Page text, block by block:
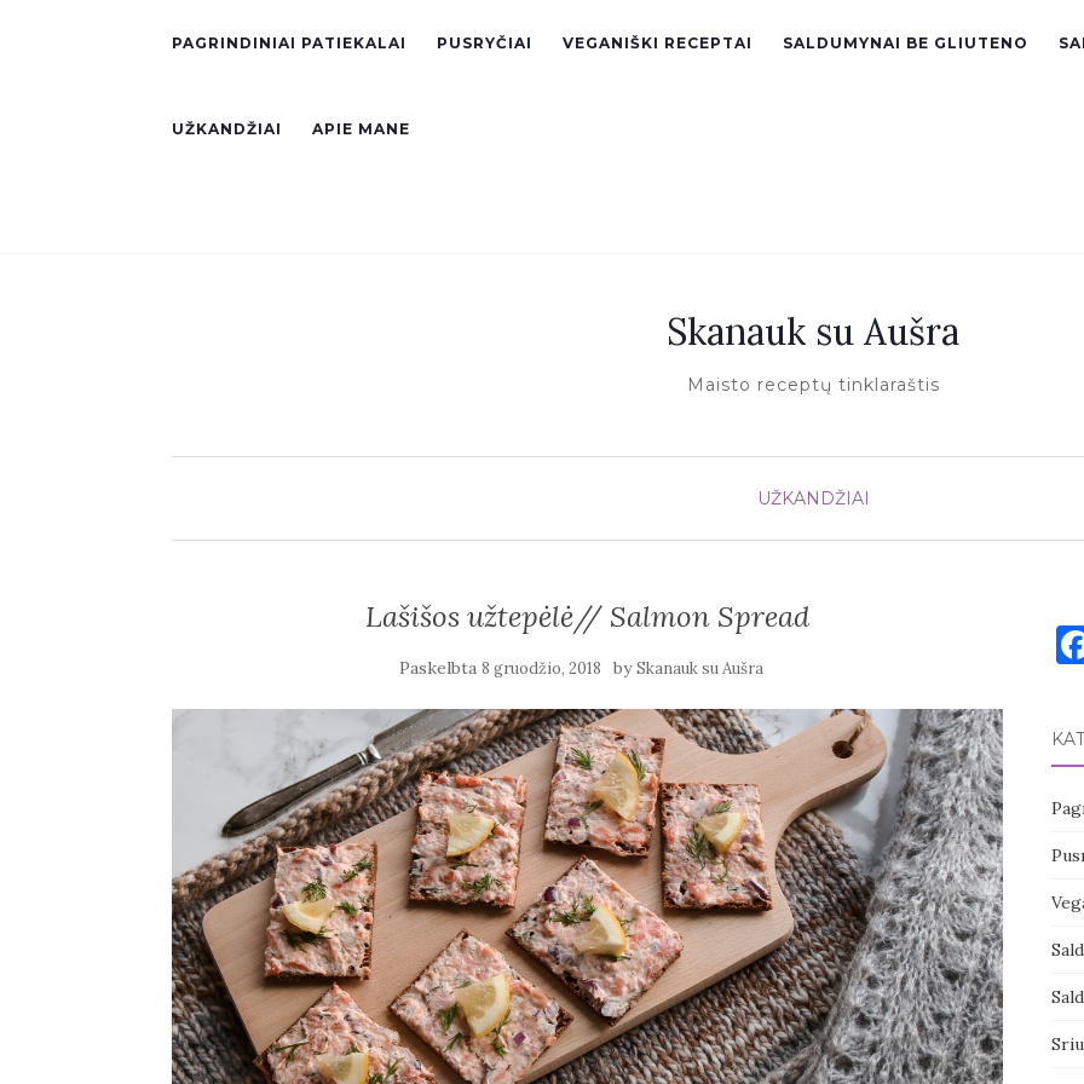
PAGRINDINIAI PATIEKALAI PUSRYČIAI VEGANIŠKI RECEPTAI SALDUMYNAI BE GLIUTENO
UŽKANDŽIAI APIE MANE
Skanauk su Aušra
Maisto receptų tinklaraštis
UŽKANDŽIAI
Lašišos užtepėlė// Salmon Spread
Paskelbta 8 gruodžio, 2018 bySkanauk su Aušra